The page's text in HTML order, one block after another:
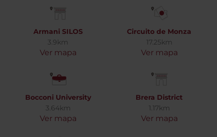
Armani SILOS
3.9km
Ver mapa
Circuito de Monza
17.25km
Ver mapa
Bocconi University
3.64km
Ver mapa
Brera District
1.17km
Ver mapa